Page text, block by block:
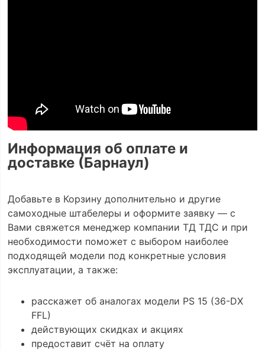
Информация об оплате и
доставке (Барнаул)
Добавьте в Корзину дополнительно и другие
самоходные штабелеры и оформите заявку — с
Вами свяжется менеджер компании ТД ТДС и при
необходимости поможет с выбором наиболее
подходящей модели под конкретные условия
эксплуатации, а также:
расскажет об аналогах модели PS 15 (36-DX
FFL)
действующих скидках и акциях
предоставит счёт на оплату